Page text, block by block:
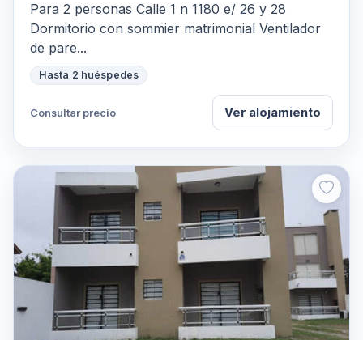
Para 2 personas Calle 1 n 1180 e/ 26 y 28
Dormitorio con sommier matrimonial Ventilador
de pare...
Hasta 2 huéspedes
Consultar precio Ver alojamiento